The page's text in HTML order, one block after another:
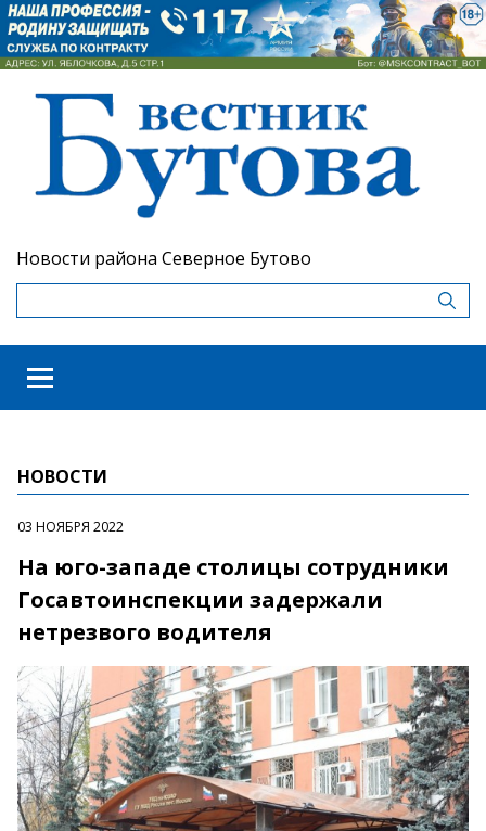
Новости района Северное Бутово
НОВОСТИ
03 НОЯБРЯ 2022
На юго-западе столицы сотрудники
Госавтоинспекции задержали
нетрезвого водителя